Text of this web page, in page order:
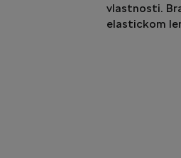
vlastnosti.
elastickom